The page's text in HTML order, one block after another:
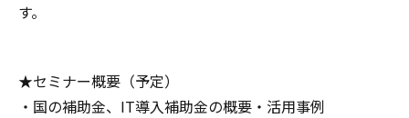
す。
★セミナー概要（予定）
・国の補助金、IT導入補助金の概要・活用事例